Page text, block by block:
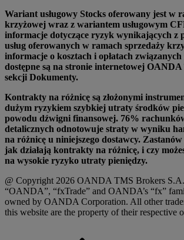
Wariant usługowy Stocks oferowany jest w
krzyżowej wraz z wariantem usługowym
informacje dotyczące ryzyk wynikających z
usług oferowanych w ramach sprzedaży
informacje o kosztach i opłatach związanych
dostępne są na stronie internetowej
sekcji Dokumenty.
Kontrakty na różnicę są złożonymi
dużym ryzykiem szybkiej utraty środków
powodu dźwigni finansowej. 76%
detalicznych odnotowuje straty w wyniku
na różnicę u niniejszego dostawcy. Zastanów
jak działają kontrakty na różnicę, i czy
na wysokie ryzyko utraty pieniędzy.
@ Copyright 2026 OANDA TMS Brokers
“OANDA”, “fxTrade” and OANDA’s “fx”
owned by OANDA Corporation. All other
this website are the property of their respective